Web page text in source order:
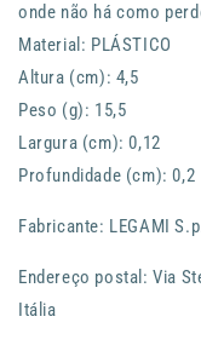
onde não há como
Material: PLÁSTICO
Altura (cm): 4,5
Peso (g): 15,5
Largura (cm): 0,12
Profundidade (cm): 0,2
Fabricante: LEGAMI
Endereço postal: Via
Itália